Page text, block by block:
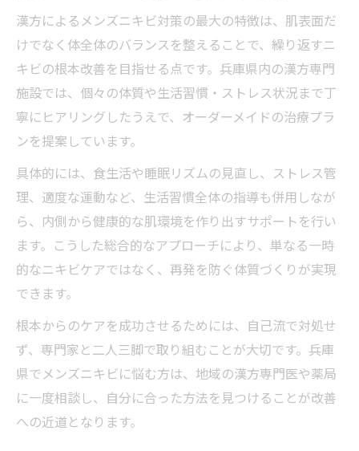
漢方によるメンズニキビ対策の最大の特徴は、肌表面だ
けでなく体全体のバランスを整えることで、繰り返すニ
キビの根本改善を目指せる点です。兵庫県内の漢方専門
施設では、個々の体質や生活習慣・ストレス状況まで丁
寧にヒアリングしたうえで、オーダーメイドの治療プラ
ンを提案しています。
具体的には、食生活や睡眠リズムの見直し、ストレス管
理、適度な運動など、生活習慣全体の指導も併用しなが
ら、内側から健康的な肌環境を作り出すサポートを行い
ます。こうした総合的なアプローチにより、単なる一時
的なニキビケアではなく、再発を防ぐ体質づくりが実現
できます。
根本からのケアを成功させるためには、自己流で対処せ
ず、専門家と二人三脚で取り組むことが大切です。兵庫
県でメンズニキビに悩む方は、地域の漢方専門医や薬局
に一度相談し、自分に合った方法を見つけることが改善
への近道となります。